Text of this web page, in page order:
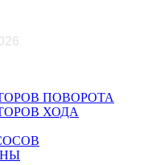
ПОВОРОТА
ХОДА